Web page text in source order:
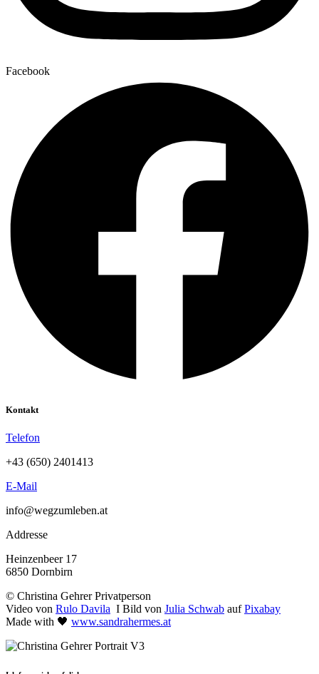
Facebook
Kontakt
Telefon
+43 (650) 2401413
E-Mail
info@wegzumleben.at
Addresse
Heinzenbeer 17
6850 Dornbirn
© Christina Gehrer Privatperson
Video von Rulo Davila I Bild von Julia Schwab aufPixabay
Made with 🖤 www.sandrahermes.at